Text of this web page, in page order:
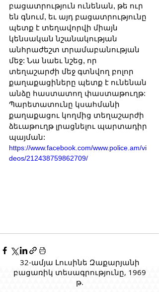
բացատրություն ունենան, թե ուր
են գնում, եւ այդ բացատրությունը
պետք է տեղավորվի միայն
կենսական նշանակության
անհրաժեշտ տրամաբանության
մեջ: Նա նաեւ նշեց, որ
տեղաշարժի մեջ գտնվող բոլոր
քաղաքացիները պետք է ունենան
անձը հաստատող փաստաթուղթ:
Պարետատունը կսահմանի
քաղաքացու կողմից տեղաշարժի
ձեւաթուղթ լրացնելու պարտադիր
պայման:
https://www.facebook.com/www.police.am/vi
deos/212438759862709/
32-ամյա Լուսինե Զաքարյանի
բացառիկ տեսագրությունը, 1969
թ.